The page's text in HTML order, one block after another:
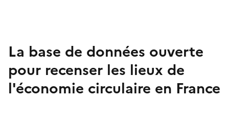
La base de données ouverte
pour recenser les lieux de
l'économie circulaire en France